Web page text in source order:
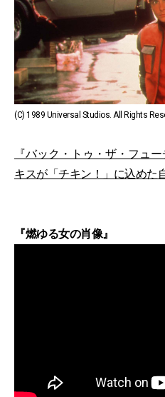
(C) 1989 Universal Studios. All Rights
『バック・トゥ・ザ・フュ
キスが「チキン！」に込めた
『燃ゆる女の肖像』